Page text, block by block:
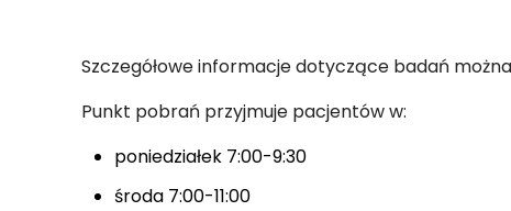
Szczegółowe informacje dotyczące badań
Punkt pobrań przyjmuje pacjentów w:
poniedziałek 7:00-9:30
środa 7:00-11:00